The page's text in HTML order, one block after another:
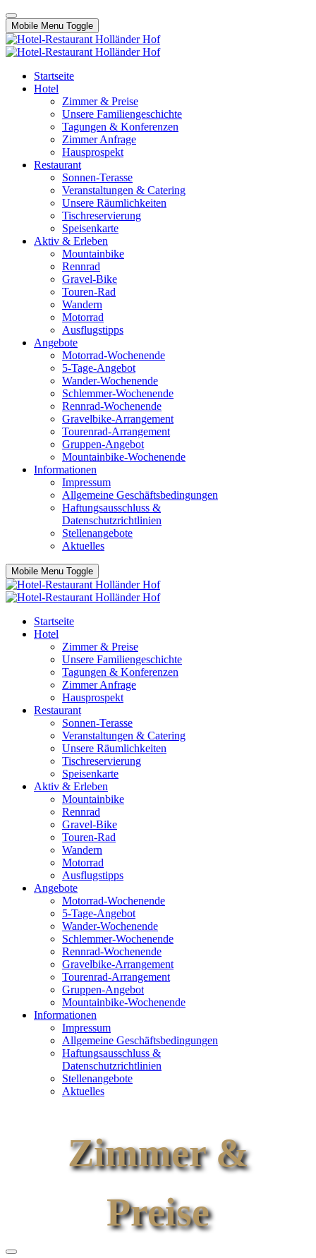
Mobile Menu Toggle
Startseite
Hotel
Zimmer & Preise
Unsere Familiengeschichte
Tagungen & Konferenzen
Zimmer Anfrage
Hausprospekt
Restaurant
Sonnen-Terasse
Veranstaltungen & Catering
Unsere Räumlichkeiten
Tischreservierung
Speisenkarte
Aktiv & Erleben
Mountainbike
Rennrad
Gravel-Bike
Touren-Rad
Wandern
Motorrad
Ausflugstipps
Angebote
Motorrad-Wochenende
5-Tage-Angebot
Wander-Wochenende
Schlemmer-Wochenende
Rennrad-Wochenende
Gravelbike-Arrangement
Tourenrad-Arrangement
Gruppen-Angebot
Mountainbike-Wochenende
Informationen
Impressum
Allgemeine Geschäftsbedingungen
Haftungsausschluss &
Datenschutzrichtlinien
Stellenangebote
Aktuelles
Mobile Menu Toggle
Startseite
Hotel
Zimmer & Preise
Unsere Familiengeschichte
Tagungen & Konferenzen
Zimmer Anfrage
Hausprospekt
Restaurant
Sonnen-Terasse
Veranstaltungen & Catering
Unsere Räumlichkeiten
Tischreservierung
Speisenkarte
Aktiv & Erleben
Mountainbike
Rennrad
Gravel-Bike
Touren-Rad
Wandern
Motorrad
Ausflugstipps
Angebote
Motorrad-Wochenende
5-Tage-Angebot
Wander-Wochenende
Schlemmer-Wochenende
Rennrad-Wochenende
Gravelbike-Arrangement
Tourenrad-Arrangement
Gruppen-Angebot
Mountainbike-Wochenende
Informationen
Impressum
Allgemeine Geschäftsbedingungen
Haftungsausschluss &
Datenschutzrichtlinien
Stellenangebote
Aktuelles
Zimmer &
Preise